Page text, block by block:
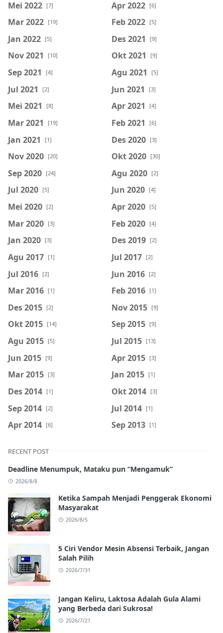
Mei 2022 [7] Apr 2022 [6]
Mar 2022 [19] Feb 2022 [5]
Jan 2022 [5] Des 2021 [9]
Nov 2021 [10] Okt 2021 [9]
Sep 2021 [4] Agu 2021 [5]
Jul 2021 [2] Jun 2021 [3]
Mei 2021 [8] Apr 2021 [4]
Mar 2021 [19] Feb 2021 [6]
Jan 2021 [1] Des 2020 [3]
Nov 2020 [20] Okt 2020 [30]
Sep 2020 [24] Agu 2020 [2]
Jul 2020 [5] Jun 2020 [4]
Mei 2020 [2] Apr 2020 [5]
Mar 2020 [3] Feb 2020 [4]
Jan 2020 [3] Des 2019 [2]
Agu 2017 [1] Jul 2017 [2]
Jul 2016 [2] Jun 2016 [2]
Mar 2016 [1] Feb 2016 [1]
Des 2015 [2] Nov 2015 [9]
Okt 2015 [14] Sep 2015 [9]
Agu 2015 [5] Jul 2015 [13]
Jun 2015 [9] Apr 2015 [3]
Mar 2015 [3] Jan 2015 [1]
Des 2014 [1] Okt 2014 [3]
Sep 2014 [2] Jul 2014 [1]
Apr 2014 [6] Sep 2013 [1]
RECENT POST
Deadline Menumpuk, Mataku pun “Mengamuk”
2026/8/8
Ketika Sampah Menjadi Penggerak Ekonomi
Masyarakat
2026/8/5
5 Ciri Vendor Mesin Absensi Terbaik, Jangan
Salah Pilih
2026/7/31
Jangan Keliru, Laktosa Adalah Gula Alami
yang Berbeda dari Sukrosa!
2026/7/21